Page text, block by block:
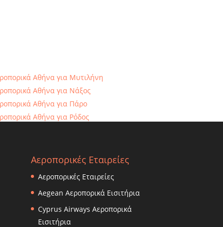
Αθήνα για Μυτιλήνη
Αθήνα για Νάξος
Αθήνα για Πάρο
Αθήνα για Ρόδος
Αθήνα για Σύρο
Αεροπορικές Εταιρείες
Αεροπορικές Εταιρείες
Αegean Aεροπορικά Εισιτήρια
Cyprus Airways Aεροπορικά
Εισιτήρια